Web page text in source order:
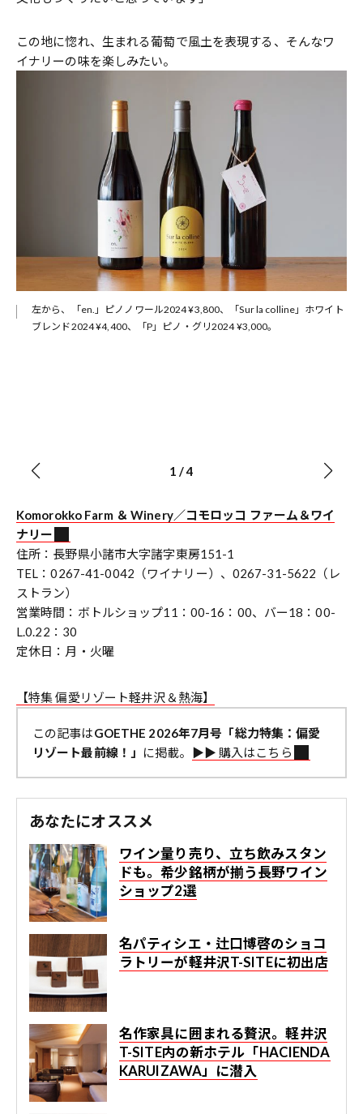
この地に惚れ、生まれる葡萄で風土を表現する、そんなワ
イナリーの味を楽しみたい。
左から、「en.」ピノノワール2024 ¥3,800、「Sur la colline」ホワイト
ブレンド2024 ¥4,400、「P」ピノ・グリ2024 ¥3,000。
1 /4
Komorokko Farm ＆ Winery／コモロッコ ファーム＆ワイ
ナリー
住所：長野県小諸市大字諸字東房151-1
TEL：0267-41-0042（ワイナリー）、0267-31-5622（レ
ストラン）
営業時間：ボトルショップ11：00-16：00、バー18：00-
L.0.22：30
定休日：月・火曜
【特集 偏愛リゾート軽井沢＆熱海】
この記事はGOETHE 2026年7月号「総力特集：偏愛
リゾート最前線！」
に掲載。 ▶︎▶︎ 購入はこちら
あなたにオススメ
ワイン量り売り、立ち飲みスタン
ドも。希少銘柄が揃う長野ワイン
ショップ2選
名パティシエ・辻口博啓のショコ
ラトリーが軽井沢T-SITEに初出店
名作家具に囲まれる贅沢。軽井沢
T-SITE内の新ホテル「HACIENDA
KARUIZAWA」に潜入